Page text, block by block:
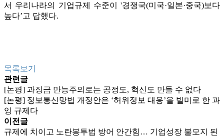
서 우리나라의 기업규제 수준이 '경쟁국(미국·일본·중국)보다
높다’고 답했다.
목록보기
관련글
[논평] 과징금 만능주의로는 공정도, 혁신도 만들 수 없다
[논평] 정보통신망법 개정안은 ‘허위정보 대응’을 빌미로 한 과
잉 규제다
이전글
규제에 치이고 노란봉투법 방어 안간힘… 기업성장 불모지 된